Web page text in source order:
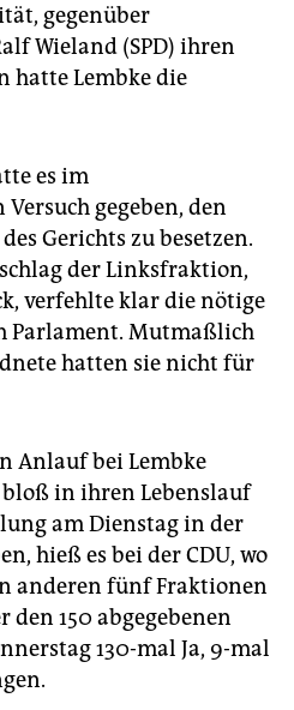
gegenüber
Wieland (SPD) ihren
hatte Lembke die
es im
gegeben, den
Gerichts zu besetzen.
der Linksfraktion,
verfehlte klar die nötige
Parlament. Mutmaßlich
hatten sie nicht für
Anlauf bei Lembke
bloß in ihren Lebenslauf
am Dienstag in der
hieß es bei der CDU, wo
anderen fünf Fraktionen
150 abgegebenen
130-mal Ja, 9-mal